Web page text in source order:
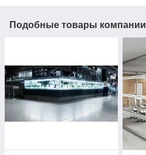
Подобные товары компании